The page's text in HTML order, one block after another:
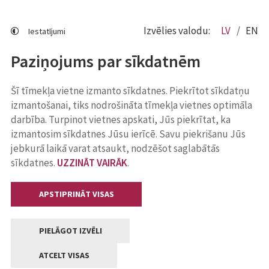
Paziņojums par sīkdatnēm
Šī tīmekļa vietne izmanto sīkdatnes. Piekrītot sīkdatņu
izmantošanai, tiks nodrošināta tīmekļa vietnes optimāla
darbība. Turpinot vietnes apskati, Jūs piekrītat, ka
izmantosim sīkdatnes Jūsu ierīcē. Savu piekrišanu Jūs
jebkurā laikā varat atsaukt, nodzēšot saglabātās
sīkdatnes. UZZINĀT VAIRĀK.
APSTIPRINĀT VISAS
PIELĀGOT IZVĒLI
ATCELT VISAS
Iestatījumi Izvēlies valodu: LV EN